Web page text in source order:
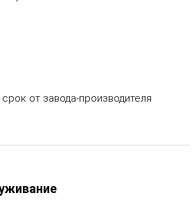
от завода-производителя